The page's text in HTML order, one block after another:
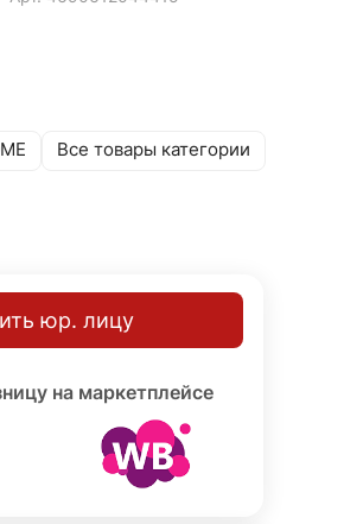
Все товары категории
юр. лицу
на маркетплейсе